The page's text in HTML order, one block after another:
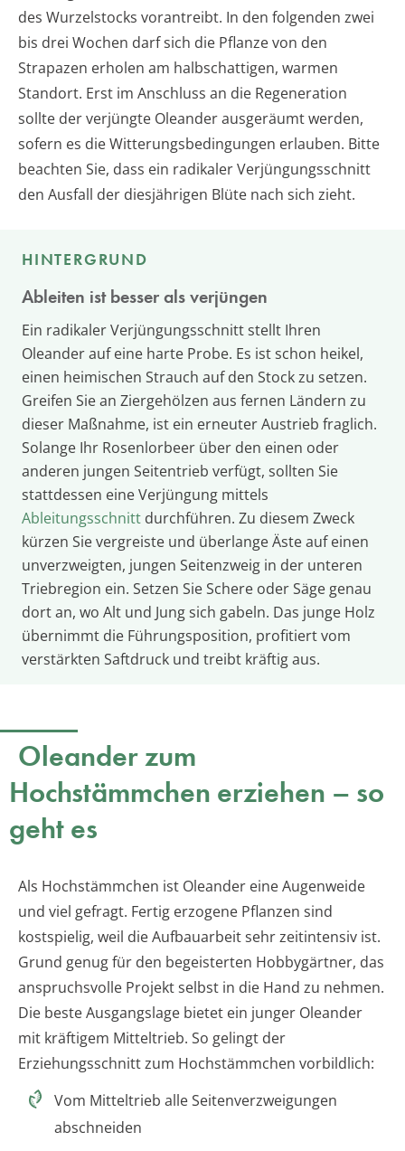
des Wurzelstocks vorantreibt. In den folgenden zwei
bis drei Wochen darf sich die Pflanze von den
Strapazen erholen am halbschattigen, warmen
Standort. Erst im Anschluss an die Regeneration
sollte der verjüngte Oleander ausgeräumt werden,
sofern es die Witterungsbedingungen erlauben. Bitte
beachten Sie, dass ein radikaler Verjüngungsschnitt
den Ausfall der diesjährigen Blüte nach sich zieht.
HINTERGRUND
Ableiten ist besser als verjüngen
Ein radikaler Verjüngungsschnitt stellt Ihren
Oleander auf eine harte Probe. Es ist schon heikel,
einen heimischen Strauch auf den Stock zu setzen.
Greifen Sie an Ziergehölzen aus fernen Ländern zu
dieser Maßnahme, ist ein erneuter Austrieb fraglich.
Solange Ihr Rosenlorbeer über den einen oder
anderen jungen Seitentrieb verfügt, sollten Sie
stattdessen eine Verjüngung mittels
Ableitungsschnitt durchführen. Zu diesem Zweck
kürzen Sie vergreiste und überlange Äste auf einen
unverzweigten, jungen Seitenzweig in der unteren
Triebregion ein. Setzen Sie Schere oder Säge genau
dort an, wo Alt und Jung sich gabeln. Das junge Holz
übernimmt die Führungsposition, profitiert vom
verstärkten Saftdruck und treibt kräftig aus.
Oleander zum
Hochstämmchen erziehen – so
geht es
Als Hochstämmchen ist Oleander eine Augenweide
und viel gefragt. Fertig erzogene Pflanzen sind
kostspielig, weil die Aufbauarbeit sehr zeitintensiv ist.
Grund genug für den begeisterten Hobbygärtner, das
anspruchsvolle Projekt selbst in die Hand zu nehmen.
Die beste Ausgangslage bietet ein junger Oleander
mit kräftigem Mitteltrieb. So gelingt der
Erziehungsschnitt zum Hochstämmchen vorbildlich:
Vom Mitteltrieb alle Seitenverzweigungen
abschneiden